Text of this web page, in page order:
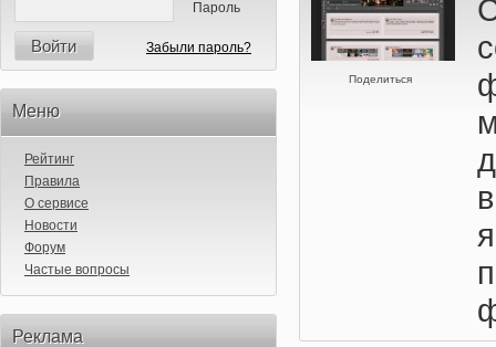
Пароль
Войти Забыли пароль?
Меню
Рейтинг
Правила
О сервисе
Новости
Форум
Частые вопросы
Реклама
Поделиться